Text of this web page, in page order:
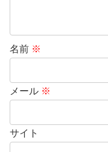
名前 ※
メール ※
サイト